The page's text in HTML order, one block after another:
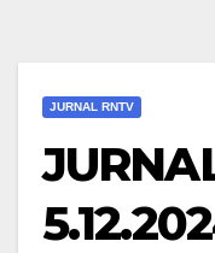
JURNAL RNTV